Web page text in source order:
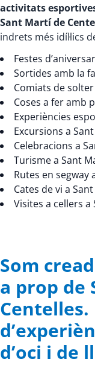
activitats
Sant Martí de
indrets més idíl·lics
Festes
Sortides amb la
Comiats de
Coses a fer amb
Experiències
Excursions a
Celebracions a
Turisme a Sant
Rutes en segway
Cates de vi a
Visites a cellers
Som
a prop de
d’oci i de